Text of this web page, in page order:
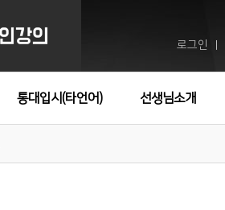
로그인
통대입시(타언어) 선생님소개